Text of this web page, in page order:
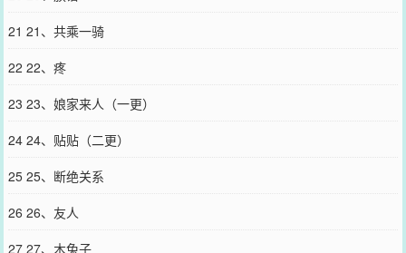
21 21、共乘一骑
22 22、疼
23 23、娘家来人（一更）
24 24、贴贴（二更）
25 25、断绝关系
26 26、友人
27 27、木兔子